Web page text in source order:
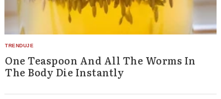
One Teaspoon And All The Worms In
The Body Die Instantly